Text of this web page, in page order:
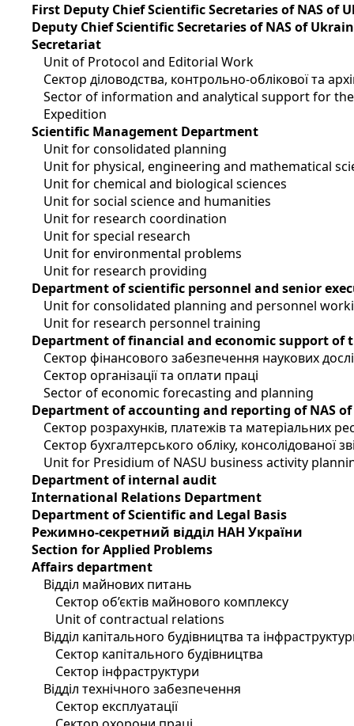
First Deputy Chief Scientific Secretaries of NAS of
Deputy Chief Scientific Secretaries of NAS of
Secretariat
Unit of Protocol and Editorial Work
Сектор діловодства, контрольно-облікової та
Sector of information and analytical support for
Expedition
Scientific Management Department
Unit for consolidated planning
Unit for physical, engineering and mathematical
Unit for chemical and biological sciences
Unit for social science and humanities
Unit for research coordination
Unit for special research
Unit for environmental problems
Unit for research providing
Department of scientific personnel and senior
Unit for consolidated planning and personnel
Unit for research personnel training
Department of financial and economic support of
Сектор фінансового забезпечення наукових
Сектор організації та оплати праці
Sector of economic forecasting and planning
Department of accounting and reporting of NAS
Сектор розрахунків, платежів та матеріальних
Сектор бухгалтерського обліку, консолідованої
Unit for Presidium of NASU business activity
Department of internal audit
International Relations Department
Department of Scientific and Legal Basis
Режимно-секретний відділ НАН України
Section for Applied Problems
Affairs department
Відділ майнових питань
Сектор об’єктів майнового комплексу
Unit of contractual relations
Відділ капітального будівництва та
Сектор капітального будівництва
Сектор інфраструктури
Відділ технічного забезпечення
Сектор експлуатації